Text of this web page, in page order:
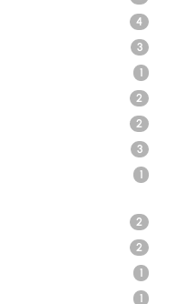
4
3
1
2
2
3
1
2
2
1
1